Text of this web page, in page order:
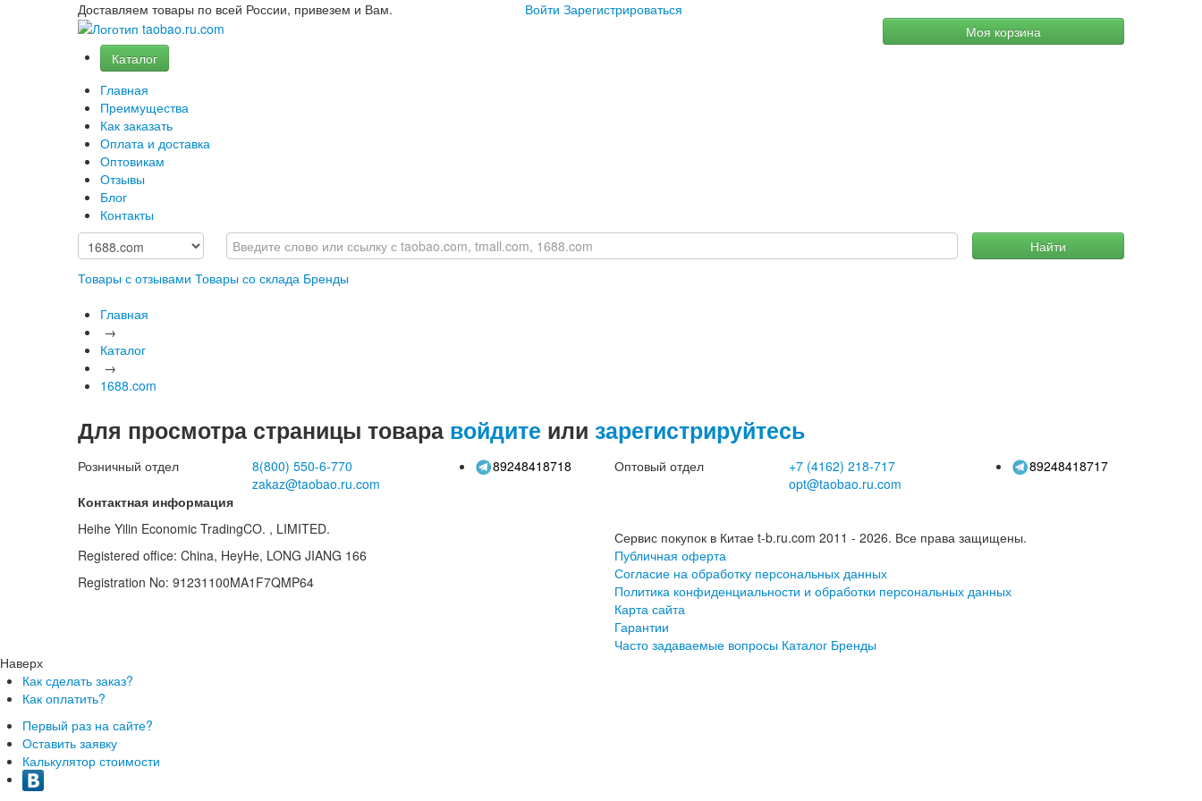
Доставляем товары по всей России, привезем и Вам. Войти Зарегистрироваться
Моя корзина
Каталог
Главная
Преимущества
Как заказать
Оплата и доставка
Оптовикам
Отзывы
Блог
Контакты
Товары с отзывами Товары со склада Бренды
Найти
Главная
→
Каталог
→
1688.com
Для просмотра страницы товара войдите или зарегистрируйтесь
Розничный отдел 8(800) 550-6-770
zakaz@taobao.ru.com
89248418718 Оптовый отдел +7 (4162) 218-717
opt@taobao.ru.com
89248418717
Контактная информация
Heihe Yilin Economic TradingCO. , LIMITED.
Registered office: China, HeyHe, LONG JIANG 166
Registration No: 91231100MA1F7QMP64
Сервис покупок в Китае t-b.ru.com 2011 - 2026. Все права защищены.
Публичная оферта
Согласие на обработку персональных данных
Политика конфиденциальности и обработки персональных данных
Карта сайта
Гарантии
Часто задаваемые вопросы Каталог Бренды
Наверх
Как сделать заказ?
Как оплатить?
Первый раз на сайте?
Оставить заявку
Калькулятор стоимости